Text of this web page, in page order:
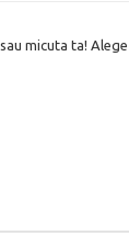
micuta ta!